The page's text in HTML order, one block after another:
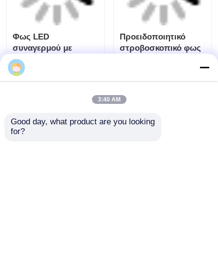
αντιεκρηκτική
προστασία για Ζώνη
Προειδοποιητικό
LED με αντιεκρηκτική
3:40 AM
Good day, what product are you looking
for?